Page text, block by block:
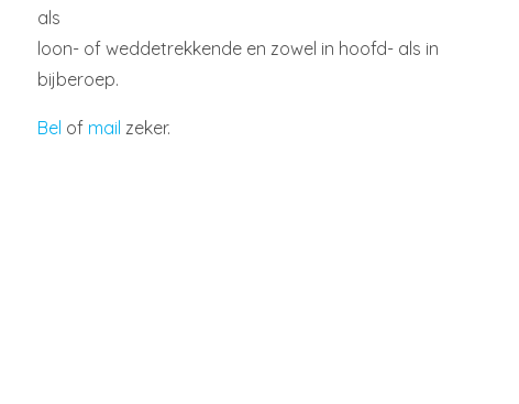
als
loon- of weddetrekkende en zowel in hoofd- als in
bijberoep.
Bel of mail zeker.